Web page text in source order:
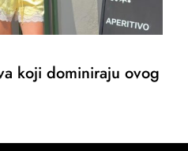
koji dominiraju ovog